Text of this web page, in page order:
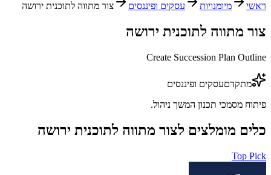
ראשי
מיומנויות עסקים ופיננסים צור מתווה לתוכנית ירושה
צור מתווה לתוכנית ירושה
Create Succession Plan Outline
מתקדםעסקים ופיננסים
פיתוח מסמכי תכנון המשך ניהול.
כלים מומלצים לצור מתווה לתוכנית ירושה
Top Pick